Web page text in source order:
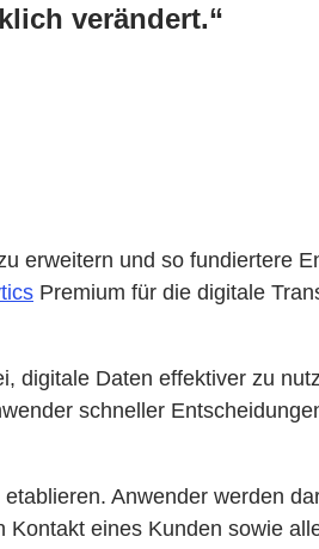
verändert.“
erweitern und so fundiertere
Premium für die digitale
digitale Daten effektiver zu
schneller
Anwender werden
eines Kunden sowie